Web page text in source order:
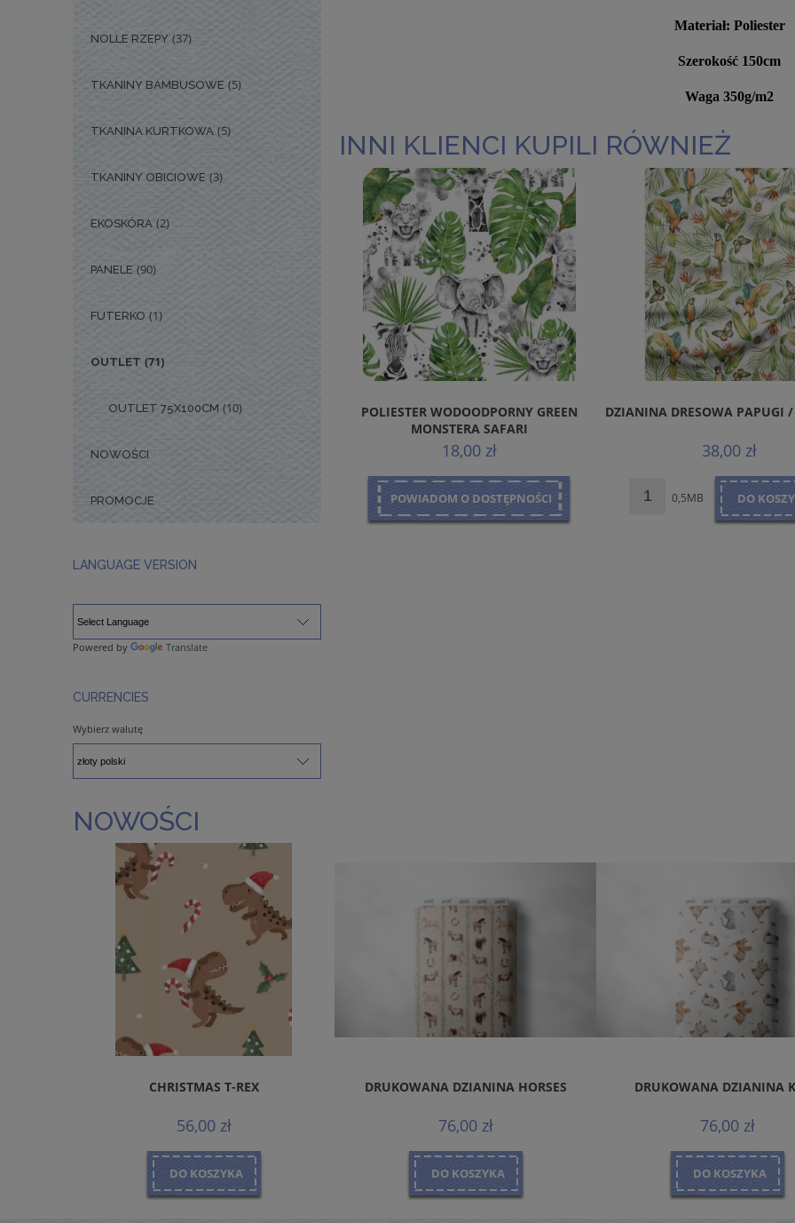
NOLLE RZEPY (37)
TKANINY BAMBUSOWE (5)
TKANINA KURTKOWA (5)
TKANINY OBICIOWE (3)
EKOSKÓRA (2)
PANELE (90)
FUTERKO (1)
OUTLET (71)
OUTLET 75X100CM (10)
NOWOŚCI
PROMOCJE
LANGUAGE VERSION
Powered by Translate
CURRENCIES
Wybierz walutę
Materiał: Poliester
Szerokość 150cm
Waga 350g/m2
INNI KLIENCI KUPILI RÓWNIEŻ
POLIESTER WODOODPORNY GREEN
MONSTERA SAFARI
18,00 zł
POWIADOM O DOSTĘPNOŚCI
DZIANINA DRESOWA PAPUGI /
38,00 zł
0,5MB DO
NOWOŚCI
CHRISTMAS T-REX
56,00 zł
DO KOSZYKA
DRUKOWANA DZIANINA HORSES
76,00 zł
DO KOSZYKA
DRUKOWANA DZIANINA
76,00 zł
DO KOSZYKA